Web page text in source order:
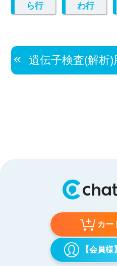
ら行 わ行
遺伝子検査(解析
カー
【会員